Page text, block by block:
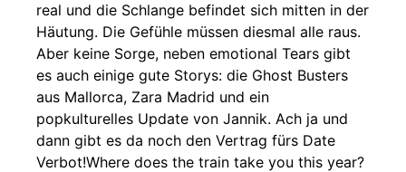
real und die Schlange befindet sich mitten in der
Häutung. Die Gefühle müssen diesmal alle raus.
Aber keine Sorge, neben emotional Tears gibt
es auch einige gute Storys: die Ghost Busters
aus Mallorca, Zara Madrid und ein
popkulturelles Update von Jannik. Ach ja und
dann gibt es da noch den Vertrag fürs Date
Verbot!Where does the train take you this year?